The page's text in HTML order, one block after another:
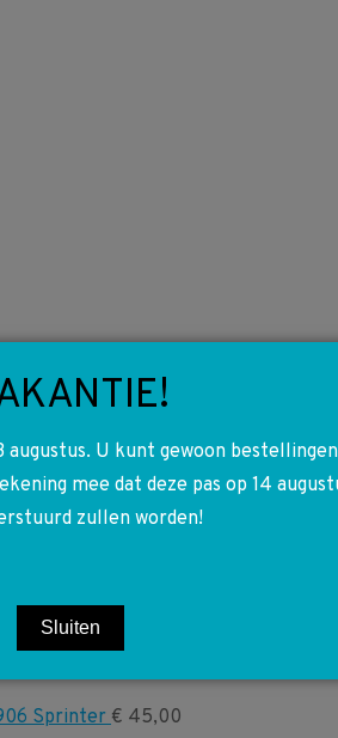
Sprinter€ 45,00
augustus. U kunt gewoon bestellingen
mee dat deze pas op 14
zullen worden!
Sluiten